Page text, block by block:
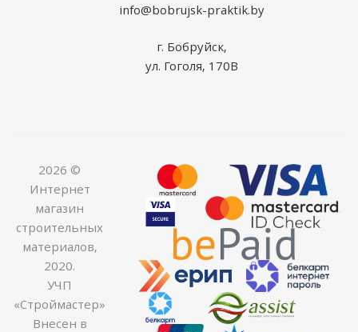
info@bobrujsk-praktik.by
г. Бобруйск,
ул. Гоголя, 170В
2026 ©
Интернет
магазин
строительных
материалов,
2020.
УЧП
«Строймастер»
Внесен в